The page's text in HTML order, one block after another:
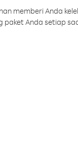
memberi Anda
paket Anda setiap